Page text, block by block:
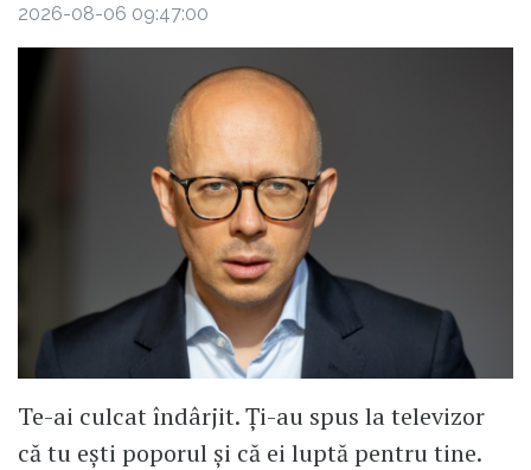
2026-08-06 09:47:00
Te-ai culcat îndârjit. Ți-au spus la televizor
că tu ești poporul și că ei luptă pentru tine.